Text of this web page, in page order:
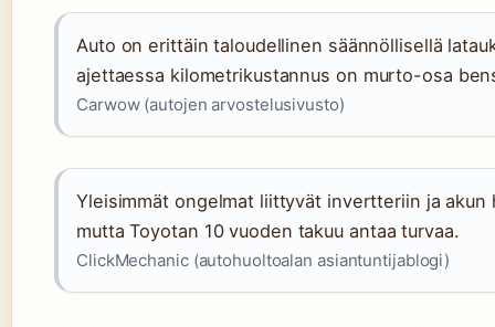
Auto on erittäin taloudellinen säännöllisellä
ajettaessa kilometrikustannus on murto-osa
Carwow (autojen arvostelusivusto)
Yleisimmät ongelmat liittyvät invertteriin ja akun
mutta Toyotan 10 vuoden takuu antaa turvaa.
ClickMechanic (autohuoltoalan asiantuntijablogi)